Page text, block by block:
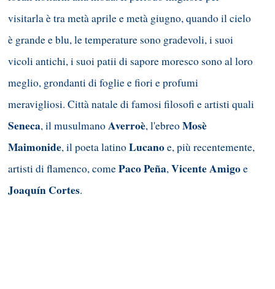
visitarla è tra metà aprile e metà giugno, quando il cielo
è grande e blu, le temperature sono gradevoli, i suoi
vicoli antichi, i suoi patii di sapore moresco sono al loro
meglio, grondanti di foglie e fiori e profumi
meravigliosi. Città natale di famosi filosofi e artisti quali
Seneca, il musulmanoAverroè, l'ebreoMosè
Maimonide, il poeta latinoLucanoe, più recentemente,
artisti di flamenco, comePaco Peña,Vicente Amigoe
Joaquín Cortes.